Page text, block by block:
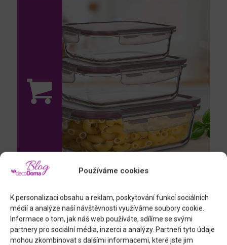
Používáme cookies
K personalizaci obsahu a reklam, poskytování funkcí sociálních
médií a analýze naší návštěvnosti využíváme soubory cookie.
Informace o tom, jak náš web používáte, sdílíme se svými
partnery pro sociální média, inzerci a analýzy. Partneři tyto údaje
mohou zkombinovat s dalšími informacemi, které jste jim
LORA, 3 skleněné dózy (0,55–1,45 l)